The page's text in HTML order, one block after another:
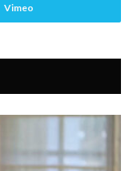
Vimeo